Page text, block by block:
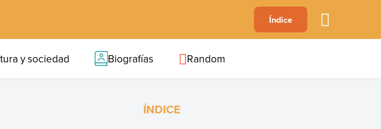
B C F
Índice
y sociedad Biografías Random
ÍNDICE